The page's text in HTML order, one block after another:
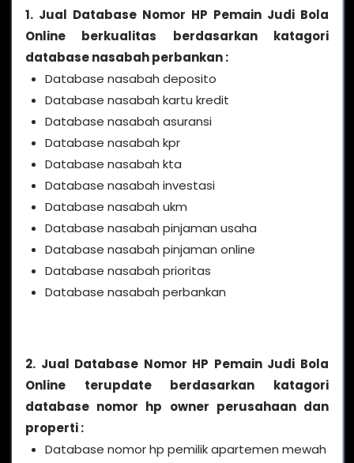
1. Jual Database Nomor HP Pemain Judi Bola
Online berkualitas berdasarkan katagori
database nasabah perbankan :
Database nasabah deposito
Database nasabah kartu kredit
Database nasabah asuransi
Database nasabah kpr
Database nasabah kta
Database nasabah investasi
Database nasabah ukm
Database nasabah pinjaman usaha
Database nasabah pinjaman online
Database nasabah prioritas
Database nasabah perbankan
2. Jual Database Nomor HP Pemain Judi Bola
Online terupdate berdasarkan katagori
database nomor hp owner perusahaan dan
properti :
Database nomor hp pemilik apartemen mewah